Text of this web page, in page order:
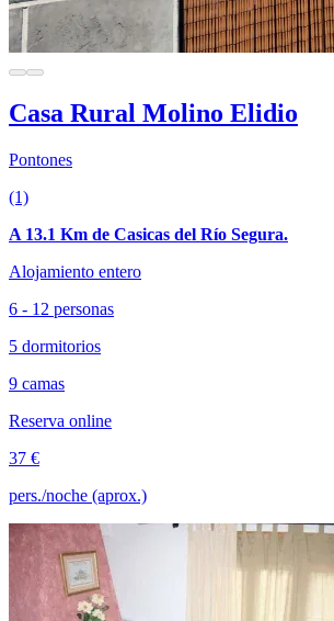
Casa Rural Molino Elidio
Pontones
(1)
A 13.1 Km de Casicas del Río Segura.
Alojamiento entero
6 - 12 personas
5 dormitorios
9 camas
Reserva online
37 €
pers./noche (aprox.)